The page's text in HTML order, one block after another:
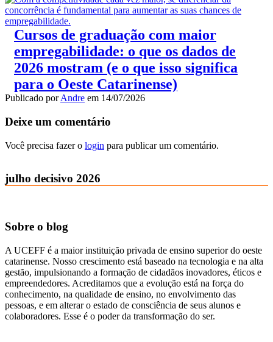
Cursos de graduação com maior
empregabilidade: o que os dados de
2026 mostram (e o que isso significa
para o Oeste Catarinense)
Publicado porAndre em 14/07/2026
Deixe um comentário
Você precisa fazer o login para publicar um comentário.
julho decisivo 2026
Sobre o blog
A UCEFF é a maior instituição privada de ensino superior do oeste
catarinense. Nosso crescimento está baseado na tecnologia e na alta
gestão, impulsionando a formação de cidadãos inovadores, éticos e
empreendedores. Acreditamos que a evolução está na força do
conhecimento, na qualidade de ensino, no envolvimento das
pessoas, e em alterar o estado de consciência de seus alunos e
colaboradores. Esse é o poder da transformação do ser.